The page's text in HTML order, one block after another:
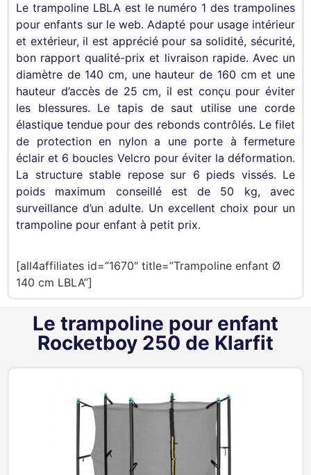
Le trampoline LBLA est le numéro 1 des trampolines
pour enfants sur le web. Adapté pour usage intérieur
et extérieur, il est apprécié pour sa solidité, sécurité,
bon rapport qualité-prix et livraison rapide. Avec un
diamètre de 140 cm, une hauteur de 160 cm et une
hauteur d’accès de 25 cm, il est conçu pour éviter
les blessures. Le tapis de saut utilise une corde
élastique tendue pour des rebonds contrôlés. Le filet
de protection en nylon a une porte à fermeture
éclair et 6 boucles Velcro pour éviter la déformation.
La structure stable repose sur 6 pieds vissés. Le
poids maximum conseillé est de 50 kg, avec
surveillance d’un adulte. Un excellent choix pour un
trampoline pour enfant à petit prix.
[all4affiliates id=”1670″ title=”Trampoline enfant Ø
140 cm LBLA”]
Le trampoline pour enfant
Rocketboy 250 de Klarfit